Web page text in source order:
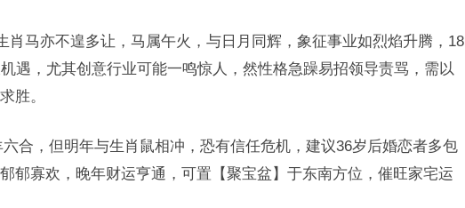
肖马亦不遑多让，马属午火，与日月同辉，象征事业如烈焰升腾，18
遇，尤其创意行业可能一鸣惊人，然性格急躁易招领导责骂，需以
胜。
合，但明年与生肖鼠相冲，恐有信任危机，建议36岁后婚恋者多包
郁寡欢，晚年财运亨通，可置【聚宝盆】于东南方位，催旺家宅运